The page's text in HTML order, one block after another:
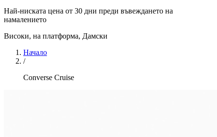
Най-ниската цена от 30 дни преди въвеждането на
намалението
Високи, на платформа, Дамски
Начало
/
Converse Cruise